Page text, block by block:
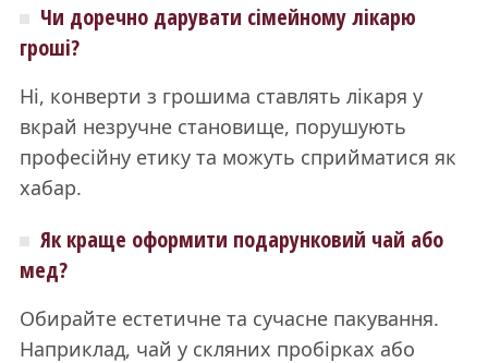
Чи доречно дарувати сімейному лікарю
гроші?
Ні, конверти з грошима ставлять лікаря у
вкрай незручне становище, порушують
професійну етику та можуть сприйматися як
хабар.
Як краще оформити подарунковий чай або
мед?
Обирайте естетичне та сучасне пакування.
Наприклад, чай у скляних пробірках або